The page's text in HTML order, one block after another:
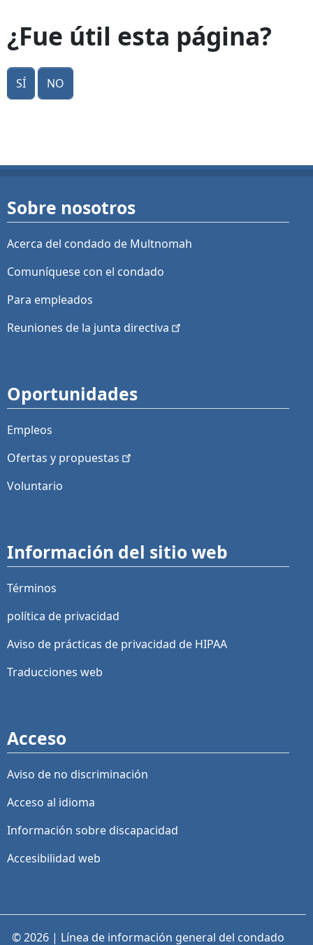
¿Fue útil esta página?
Sí No
Sobre nosotros
Acerca del condado de Multnomah
Comuníquese con el condado
Para empleados
Reuniones de la junta directiva
Oportunidades
Empleos
Ofertas y propuestas
Voluntario
Información del sitio web
Términos
política de privacidad
Aviso de prácticas de privacidad de HIPAA
Traducciones web
Acceso
Aviso de no discriminación
Acceso al idioma
Información sobre discapacidad
Accesibilidad web
© 2026 | Línea de información general del condado